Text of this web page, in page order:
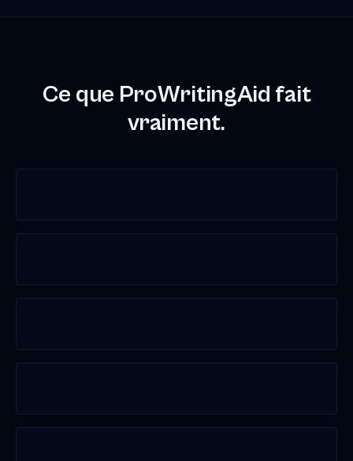
Ce que ProWritingAid fait
vraiment.